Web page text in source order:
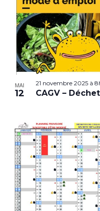
MAI
12
21 novembre 2025 à
CAGV –